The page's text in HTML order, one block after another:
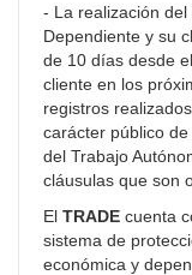
- La realización
Dependiente y su
de 10 días desde
cliente en los
registros
carácter público
del Trabajo
cláusulas que son
El TRADE cuenta
sistema de
económica y